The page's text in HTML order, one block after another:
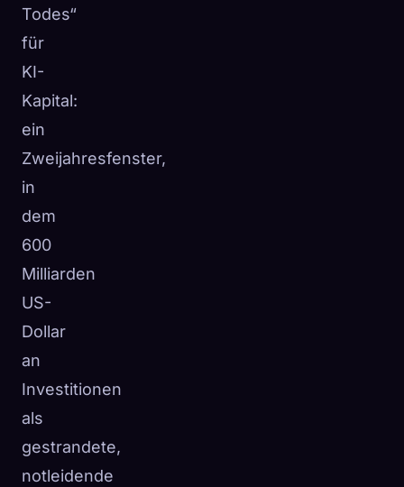
Todes“
für
KI-
Kapital:
ein
Zweijahresfenster,
in
dem
600
Milliarden
US-
Dollar
an
Investitionen
als
gestrandete,
notleidende